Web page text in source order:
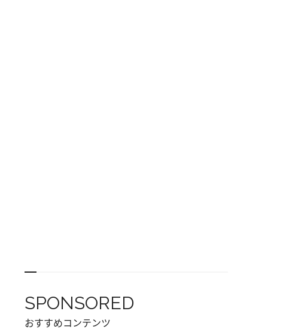
SPONSORED
おすすめコンテンツ